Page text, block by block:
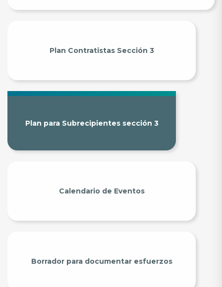
Plan Contratistas Sección 3
Plan para Subrecipientes sección 3
Calendario de Eventos
Borrador para documentar esfuerzos